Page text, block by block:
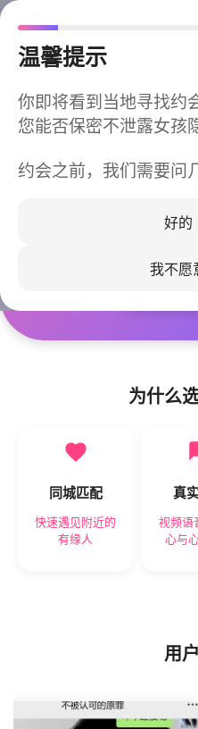
温馨提示
你即将看到当地寻找约
您能否保密不泄露女孩
约会之前，我们需要问
好的
我不愿
今晚
同城快速匹配，
立
为什么
同城匹配
快速遇见附近的
有缘人
真
视频语
心与
用